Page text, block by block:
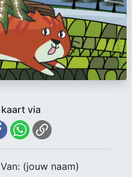
via
Van: (jouw naam)